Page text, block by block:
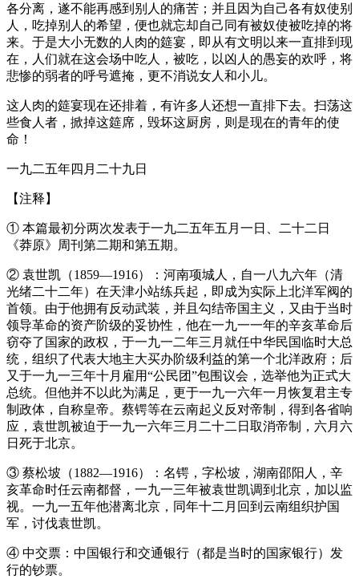
各分离，遂不能再感到别人的痛苦；并且因为自己各有奴使别
人，吃掉别人的希望，便也就忘却自己同有被奴使被吃掉的将
来。于是大小无数的人肉的筵宴，即从有文明以来一直排到现
在，人们就在这会场中吃人，被吃，以凶人的愚妄的欢呼，将
悲惨的弱者的呼号遮掩，更不消说女人和小儿。
这人肉的筵宴现在还排着，有许多人还想一直排下去。扫荡这
些食人者，掀掉这筵席，毁坏这厨房，则是现在的青年的使
命！
一九二五年四月二十九日
【注释】
① 本篇最初分两次发表于一九二五年五月一日、二十二日
《莽原》周刊第二期和第五期。
② 袁世凯（1859—1916）：河南项城人，自一八九六年（清
光绪二十二年）在天津小站练兵起，即成为实际上北洋军阀的
首领。由于他拥有反动武装，并且勾结帝国主义，又由于当时
领导革命的资产阶级的妥协性，他在一九一一年的辛亥革命后
窃夺了国家的政权，于一九一二年三月就任中华民国临时大总
统，组织了代表大地主大买办阶级利益的第一个北洋政府；后
又于一九一三年十月雇用“公民团”包围议会，选举他为正式大
总统。但他并不以此为满足，更于一九一六年一月恢复君主专
制政体，自称皇帝。蔡锷等在云南起义反对帝制，得到各省响
应，袁世凯被迫于一九一六年三月二十二日取消帝制，六月六
日死于北京。
③ 蔡松坡（1882—1916）：名锷，字松坡，湖南邵阳人，辛
亥革命时任云南都督，一九一三年被袁世凯调到北京，加以监
视。一九一五年他潜离北京，同年十二月回到云南组织护国
军，讨伐袁世凯。
④ 中交票：中国银行和交通银行（都是当时的国家银行）发
行的钞票。